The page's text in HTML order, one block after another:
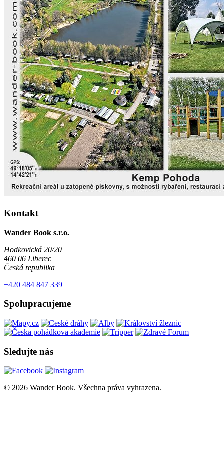
Kontakt
Wander Book s.r.o.
Hodkovická 20/20
460 06 Liberec
Česká republika
+420 484 847 339
Spolupracujeme
Sledujte nás
© 2026 Wander Book. Všechna práva vyhrazena.